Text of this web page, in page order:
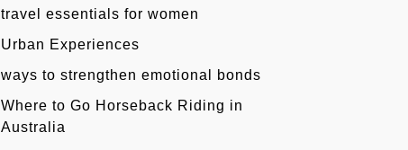
travel essentials for women
Urban Experiences
ways to strengthen emotional bonds
Where to Go Horseback Riding in
Australia